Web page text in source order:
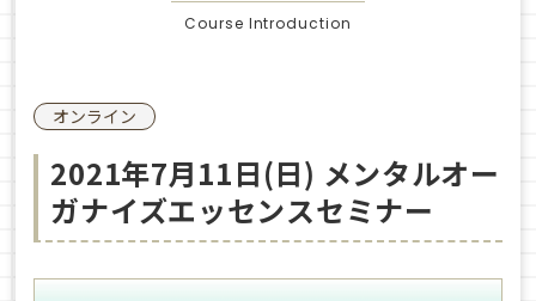
Course Introduction
オンライン
2021年7月11日(日) メンタルオー
ガナイズエッセンスセミナー